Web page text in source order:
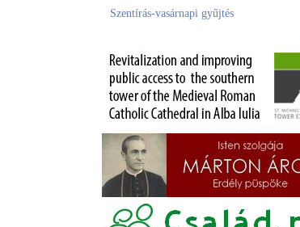
Szentírás-vasárnapi gyűjtés